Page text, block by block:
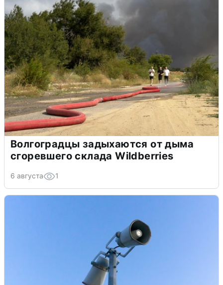
Волгоградцы задыхаются от дыма
сгоревшего склада Wildberries
6 августа 1